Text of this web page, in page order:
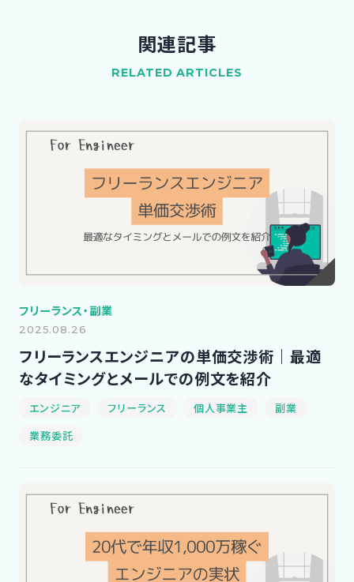
関連記事
RELATED ARTICLES
フリーランス・副業
2025.08.26
フリーランスエンジニアの単価交渉術｜最適
なタイミングとメールでの例文を紹介
エンジニア フリーランス 個人事業主
副業
業務委託